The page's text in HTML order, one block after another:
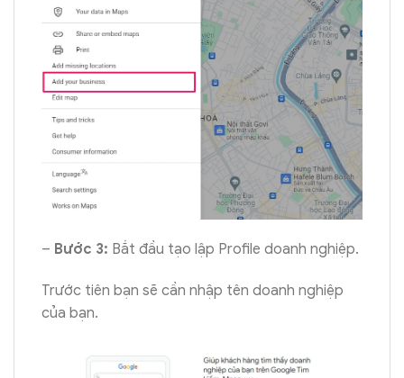
– Bước 3: Bắt đầu tạo lập Profile doanh nghiệp.
Trước tiên bạn sẽ cần nhập tên doanh nghiệp
của bạn.